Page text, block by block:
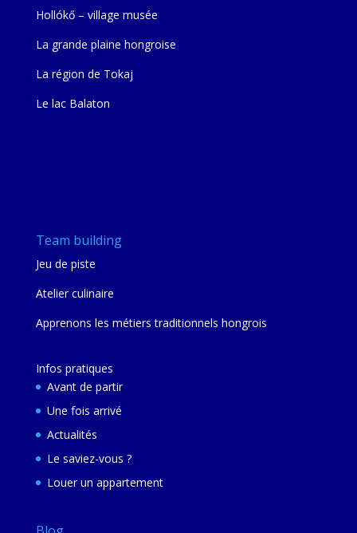
Hollókő – village musée
La grande plaine hongroise
La région de Tokaj
Le lac Balaton
Team building
Jeu de piste
Atelier culinaire
Apprenons les métiers traditionnels hongrois
Infos pratiques
Avant de partir
Une fois arrivé
Actualités
Le saviez-vous ?
Louer un appartement